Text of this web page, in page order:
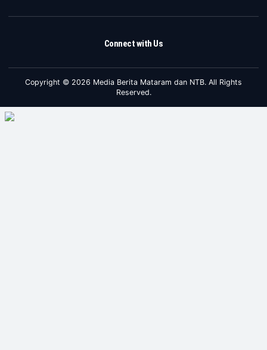
Connect with Us
Copyright © 2026 Media Berita Mataram dan NTB. All Rights
Reserved.